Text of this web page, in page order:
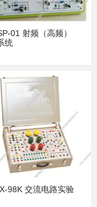
01 射频（高频）
统
98K 交流电路实验